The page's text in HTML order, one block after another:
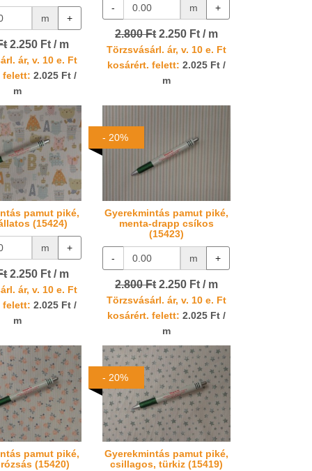
m +
2.250 Ft / m
ár, v. 10 e. Ft
felett: 2.025 Ft /
m
- m +
2.800 Ft 2.250 Ft / m
Törzsvásárl. ár, v. 10 e. Ft
kosárért. felett: 2.025 Ft /
m
pamut piké,
(15424)
m +
2.250 Ft / m
ár, v. 10 e. Ft
felett: 2.025 Ft /
m
Gyerekmintás pamut piké,
menta-drapp csíkos
(15423)
- m +
2.800 Ft 2.250 Ft / m
Törzsvásárl. ár, v. 10 e. Ft
kosárért. felett: 2.025 Ft /
m
- 20%
pamut piké,
(15420)
Gyerekmintás pamut piké,
csillagos, türkiz (15419)
- 20%